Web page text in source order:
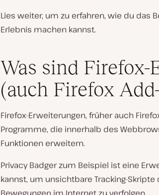
Lies weiter, um zu erfahren, wie du das
Erlebnis machen kannst.
Was sind Firefox-
(auch Firefox
Firefox-Erweiterungen, früher auch
Programme, die innerhalb des
Funktionen erweitern.
Privacy Badger zum Beispiel ist eine
kannst, um unsichtbare Tracking-